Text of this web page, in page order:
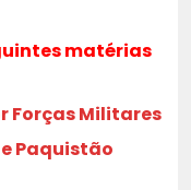
matérias
Forças Militares
Paquistão